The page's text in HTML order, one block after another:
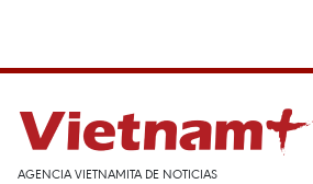
AGENCIA VIETNAMITA DE NOTICIAS